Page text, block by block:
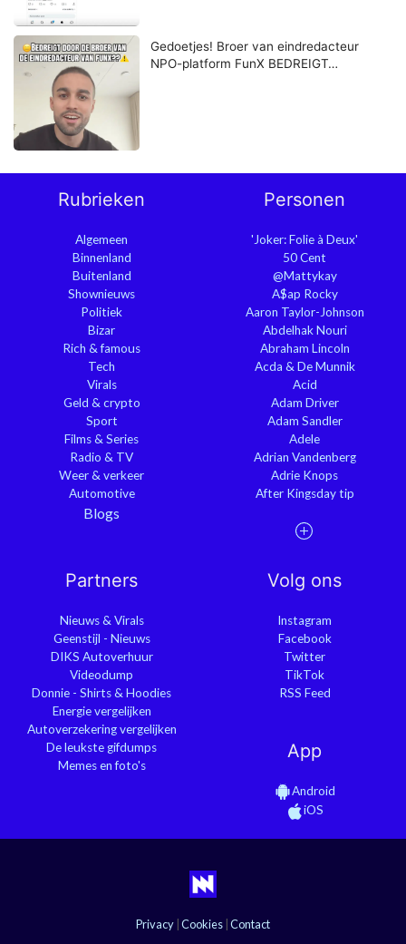
Gedoetjes! Broer van eindredacteur
NPO-platform FunX BEDREIGT…
Rubrieken
Algemeen
Binnenland
Buitenland
Shownieuws
Politiek
Bizar
Rich & famous
Tech
Virals
Geld & crypto
Sport
Films & Series
Radio & TV
Weer & verkeer
Automotive
Blogs
Personen
'Joker: Folie à Deux'
50 Cent
@Mattykay
A$ap Rocky
Aaron Taylor-Johnson
Abdelhak Nouri
Abraham Lincoln
Acda & De Munnik
Acid
Adam Driver
Adam Sandler
Adele
Adrian Vandenberg
Adrie Knops
After Kingsday tip
Partners
Nieuws & Virals
Geenstijl - Nieuws
DIKS Autoverhuur
Videodump
Donnie - Shirts & Hoodies
Energie vergelijken
Autoverzekering vergelijken
De leukste gifdumps
Memes en foto's
Volg ons
Instagram
Facebook
Twitter
TikTok
RSS Feed
App
Android
iOS
Privacy Cookies Contact